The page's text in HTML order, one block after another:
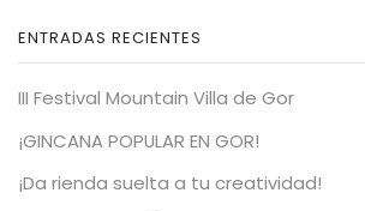
ENTRADAS RECIENTES
III Festival Mountain Villa de Gor
¡GINCANA POPULAR EN GOR!
¡Da rienda suelta a tu creatividad!